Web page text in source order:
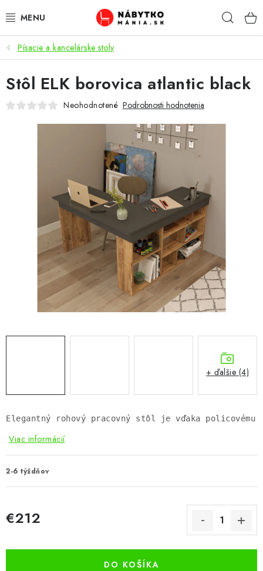
na
VÝPREDAJ
NOVINKY
OBÝVACIA IZBA
PREDSIENE
PRACOVŇA / KANCELÁRIA
DETSKÉ A ŠTUDENTSKÉ
Kontakty Podmienky ochrany osobných údajov
Registrace
Reklamácie a odstúpenie od zmluvy
Obchodné podmienky 2024
Písacie a kancelárske stoly
Elegantný rohový pracovný stôl je vďaka
Viac informácií
2-6 týždňov
€212
DO KOŠÍKA
Stôl ELK borovica atlantic black
Neohodnotené Podrobnosti hodnotenia
+ ďalšie (4)